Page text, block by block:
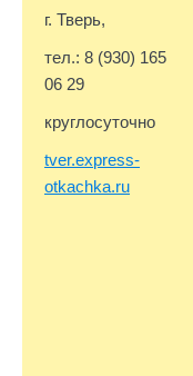
г. Тверь,
тел.: 8 (930) 165
06 29
круглосуточно
tver.express-
otkachka.ru